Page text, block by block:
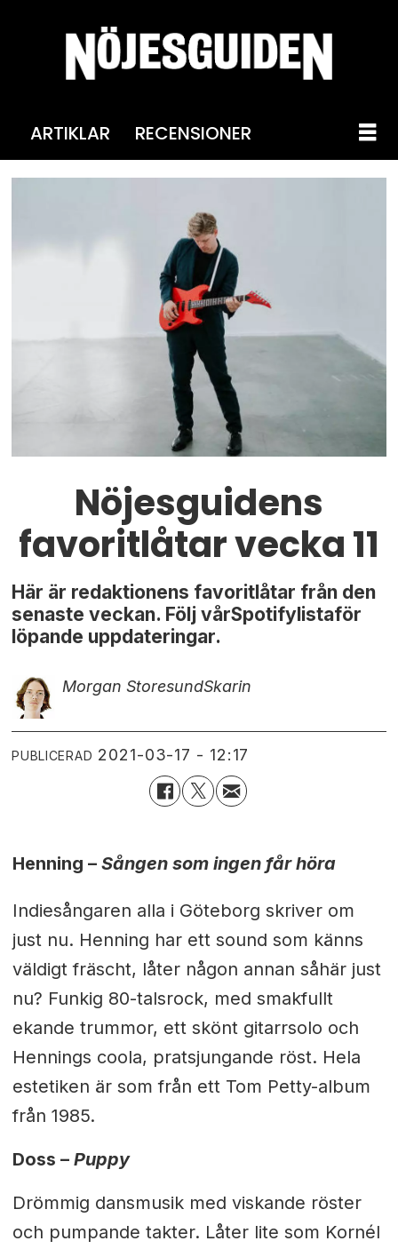
ARTIKLAR RECENSIONER
Nöjesguidens
favoritlåtar vecka 11
Här är redaktionens favoritlåtar från den
senaste veckan. Följ vårSpotifylistaför
löpande uppdateringar.
Morgan StoresundSkarin
PUBLICERAD 2021-03-17 - 12:17
Henning – Sången som ingen får höra
Indiesångaren alla i Göteborg skriver om
just nu. Henning har ett sound som känns
väldigt fräscht, låter någon annan såhär just
nu? Funkig 80-talsrock, med smakfullt
ekande trummor, ett skönt gitarrsolo och
Hennings coola, pratsjungande röst. Hela
estetiken är som från ett Tom Petty-album
från 1985.
Doss – Puppy
Drömmig dansmusik med viskande röster
och pumpande takter. Låter lite som Kornél